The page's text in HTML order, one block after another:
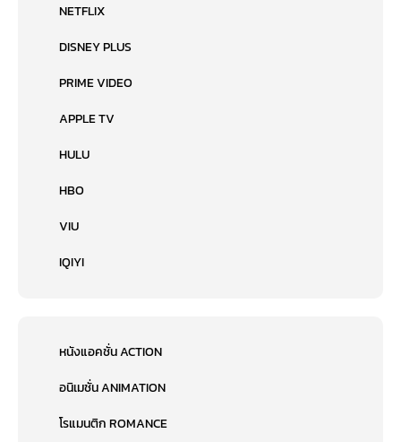
NETFLIX
DISNEY PLUS
PRIME VIDEO
APPLE TV
HULU
HBO
VIU
IQIYI
หนังแอคชั่น ACTION
อนิเมชั่น ANIMATION
โรแมนติก ROMANCE